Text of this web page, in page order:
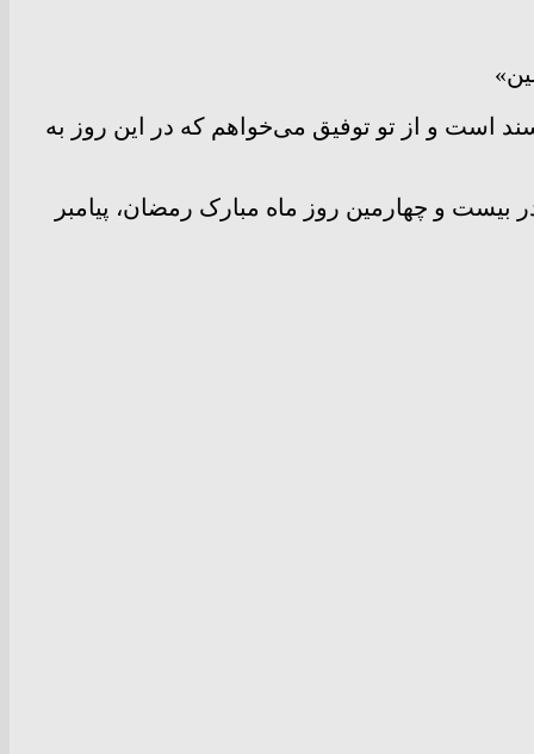
است و از تو توفیق می‌خواهم که در این روز به
و چهارمین روز ماه مبارک رمضان، پیامبر